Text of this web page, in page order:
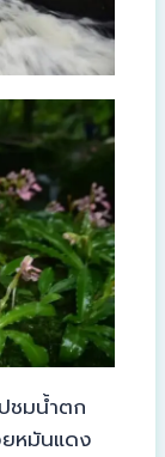
ชมน้ำตก
หมันแดง